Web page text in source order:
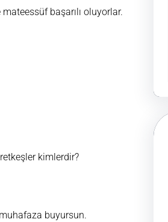
başarılı oluyorlar.
kimlerdir?
buyursun.